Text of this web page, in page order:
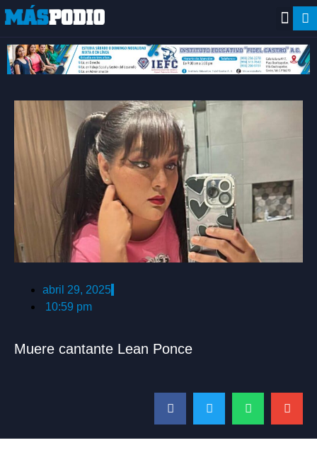
abril 29, 2025
10:59 pm
Muere cantante Lean Ponce